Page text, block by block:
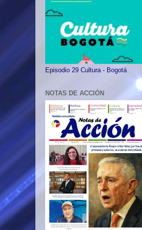
Episodio 29 Cultura - Bogotá
NOTAS DE ACCIÓN